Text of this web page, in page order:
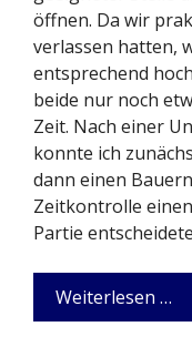
öffnen. Da wir
verlassen hatten,
entsprechend
beide nur noch
Zeit. Nach einer
konnte ich
dann einen
Zeitkontrolle
Partie
Weiterlesen …